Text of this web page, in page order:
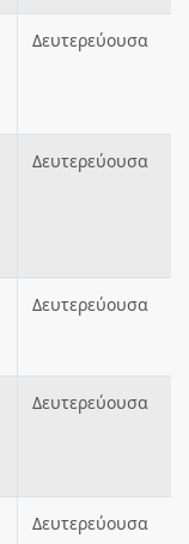
Δευτερεύουσα
Δευτερεύουσα
Δευτερεύουσα
Δευτερεύουσα
Δευτερεύουσα